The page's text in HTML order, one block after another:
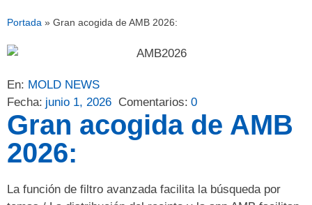
Portada » Gran acogida de AMB 2026:
En: MOLD NEWS
Fecha: junio 1, 2026 Comentarios: 0
Gran acogida de AMB
2026:
La función de filtro avanzada facilita la búsqueda por